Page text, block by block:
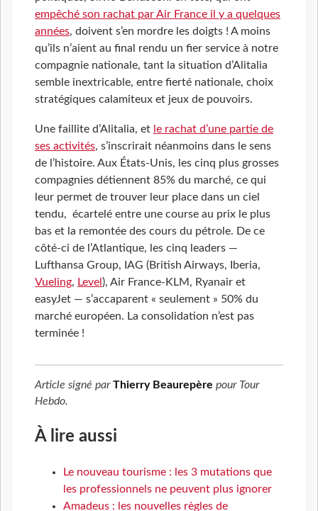
empêché son rachat par Air France il y a quelques
années, doivent s’en mordre les doigts ! A moins
qu’ils n’aient au final rendu un fier service à notre
compagnie nationale, tant la situation d’Alitalia
semble inextricable, entre fierté nationale, choix
stratégiques calamiteux et jeux de pouvoirs.
Une faillite d’Alitalia, et le rachat d’une partie de
ses activités, s’inscrirait néanmoins dans le sens
de l’histoire. Aux États-Unis, les cinq plus grosses
compagnies détiennent 85% du marché, ce qui
leur permet de trouver leur place dans un ciel
tendu, écartelé entre une course au prix le plus
bas et la remontée des cours du pétrole. De ce
côté-ci de l’Atlantique, les cinq leaders —
Lufthansa Group, IAG (British Airways, Iberia,
Vueling, Level ), Air France-KLM, Ryanair et
easyJet — s’accaparent « seulement » 50% du
marché européen. La consolidation n’est pas
terminée !
Article signé parThierry Beaurepère pour Tour
Hebdo.
À lire aussi
Le nouveau tourisme : les 3 mutations que
les professionnels ne peuvent plus ignorer
Amadeus : les nouvelles règles de